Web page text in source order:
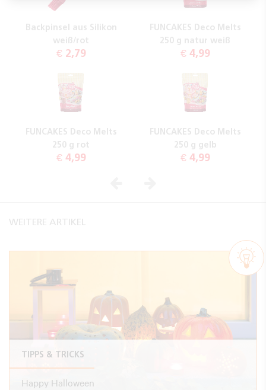
Backpinsel aus Silikon
weiß/rot
€ 2,79
FUNCAKES Deco Melts
250 g natur weiß
€ 4,99
FUNCAKES Deco Melts
250 g rot
€ 4,99
FUNCAKES Deco Melts
250 g gelb
€ 4,99
WEITERE ARTIKEL
TIPPS & TRICKS
Happy Halloween